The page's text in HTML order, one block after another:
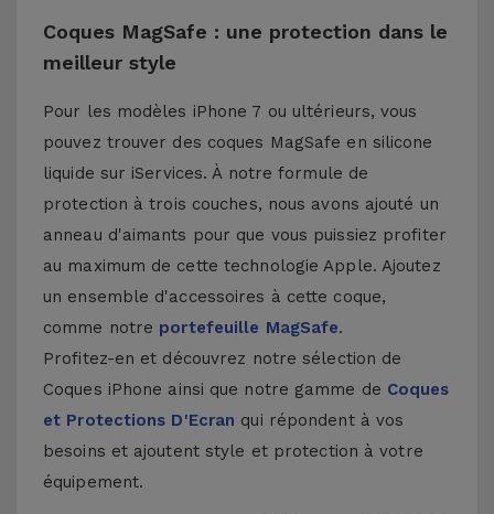
Coques MagSafe : une protection dans le
meilleur style
Pour les modèles iPhone 7 ou ultérieurs, vous
pouvez trouver des coques MagSafe en silicone
liquide sur iServices. À notre formule de
protection à trois couches, nous avons ajouté un
anneau d'aimants pour que vous puissiez profiter
au maximum de cette technologie Apple. Ajoutez
un ensemble d'accessoires à cette coque,
comme notre portefeuille MagSafe.
Profitez-en et découvrez notre sélection de
Coques iPhone ainsi que notre gamme de Coques
et Protections D'Ecran qui répondent à vos
besoins et ajoutent style et protection à votre
équipement.